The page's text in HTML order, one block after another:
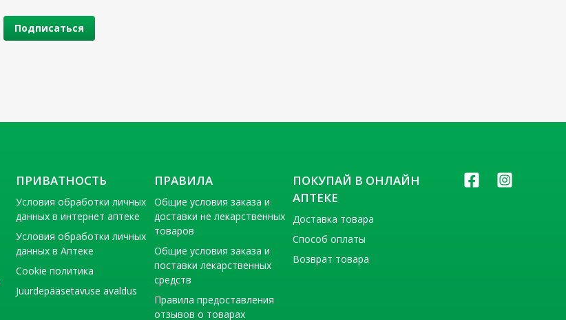
Подписаться
ПРИВАТНОСТЬ
Условия обработки личных
данных в интернет аптеке
Условия обработки личных
данных в Аптеке
Cookie политика
Juurdepääsetavuse avaldus
ПРАВИЛА
Общие условия заказа и
доставки не лекарственных
товаров
Общие условия заказа и
поставки лекарственных
средств
Правила предоставления
отзывов о товарах
ПОКУПАЙ В ОНЛАЙН
АПТЕКЕ
Доставка товара
Способ оплаты
Возврат товара